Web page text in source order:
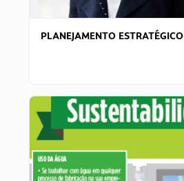
PLANEJAMENTO ESTRATÉGICO